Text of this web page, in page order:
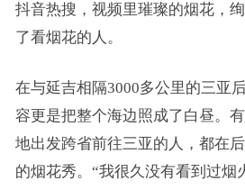
抖音热搜，视频里璀璨的烟花，
了看烟花的人。
在与延吉相隔3000多公里的三亚
容更是把整个海边照成了白昼。
地出发跨省前往三亚的人，都在
的烟花秀。“我很久没有看到过烟